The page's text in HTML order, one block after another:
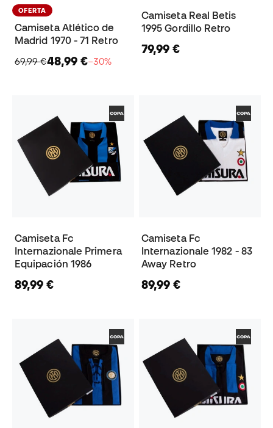
OFERTA
Camiseta Atlético de
Madrid 1970 - 71 Retro
69,99 €48,99 €−30%
Camiseta Real Betis
1995 Gordillo Retro
79,99 €
Camiseta Fc
Internazionale Primera
Equipación 1986
89,99 €
Camiseta Fc
Internazionale 1982 - 83
Away Retro
89,99 €